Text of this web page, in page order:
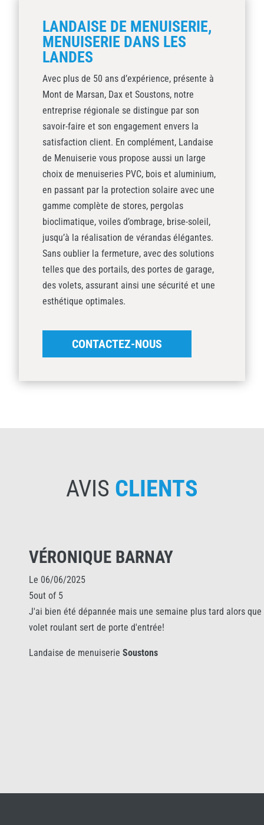
LANDAISE DE MENUISERIE,
MENUISERIE DANS LES
LANDES
Avec plus de 50 ans d’expérience, présente à
Mont de Marsan, Dax et Soustons, notre
entreprise régionale se distingue par son
savoir-faire et son engagement envers la
satisfaction client. En complément, Landaise
de Menuiserie vous propose aussi un large
choix de menuiseries PVC, bois et aluminium,
en passant par la protection solaire avec une
gamme complète de stores, pergolas
bioclimatique, voiles d’ombrage, brise-soleil,
jusqu’à la réalisation de vérandas élégantes.
Sans oublier la fermeture, avec des solutions
telles que des portails, des portes de garage,
des volets, assurant ainsi une sécurité et une
esthétique optimales.
CONTACTEZ-NOUS
AVIS CLIENTS
VÉRONIQUE BARNAY
Le 06/06/2025
5out of 5
J'ai bien été dépannée mais une semaine plus tard alors que le
volet roulant sert de porte d'entrée!
Landaise de menuiserieSoustons